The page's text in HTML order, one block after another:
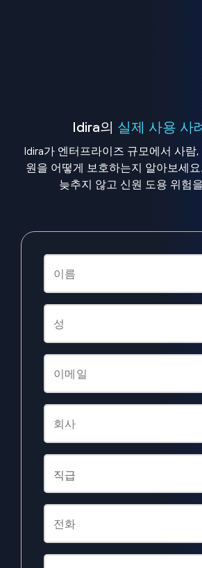
Idira의 실제 사용 사
Idira가 엔터프라이즈 규모에서 사람,
원을 어떻게 보호하는지 알아보세
늦추지 않고 신원 도용 위험